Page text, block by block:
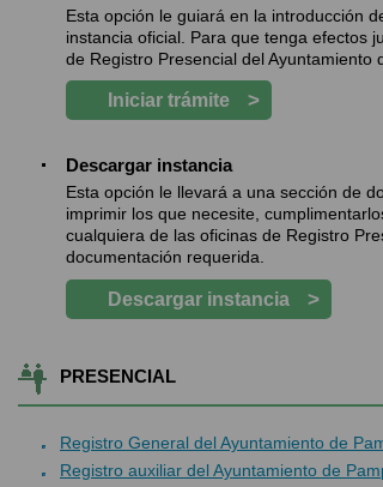
Esta opción le guiará en la introducción
instancia oficial. Para que tenga efectos
de Registro Presencial del Ayuntamiento
Iniciar trámite >
Descargar instancia
Esta opción le llevará a una sección de
imprimir los que necesite,
cualquiera de las oficinas de Registro
documentación requerida.
Descargar instancia >
PRESENCIAL
Registro General del Ayuntamiento de
Registro auxiliar del Ayuntamiento de